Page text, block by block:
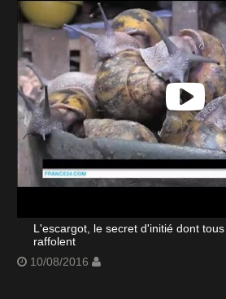
L'escargot, le secret d'initié dont
raffolent
10/08/2016